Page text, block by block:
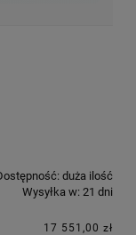
duża ilość
Wysyłka w: 21 dni
17 551,00 zł